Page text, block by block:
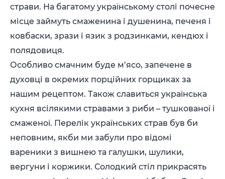
страви. На багатому українському столі почесне
місце займуть смаженина і душенина, печеня і
ковбаски, зрази і язик з родзинками, кендюх і
полядовиця.
Особливо смачним буде м’ясо, запечене в
духовці в окремих порційних горщиках за
нашим рецептом. Також славиться українська
кухня всілякими стравами з риби – тушкованої і
смаженої. Перелік українських страв був би
неповним, якби ми забули про відомі
вареники з вишнею та галушки, шулики,
вергуни і коржики. Солодкий стіл прикрасять